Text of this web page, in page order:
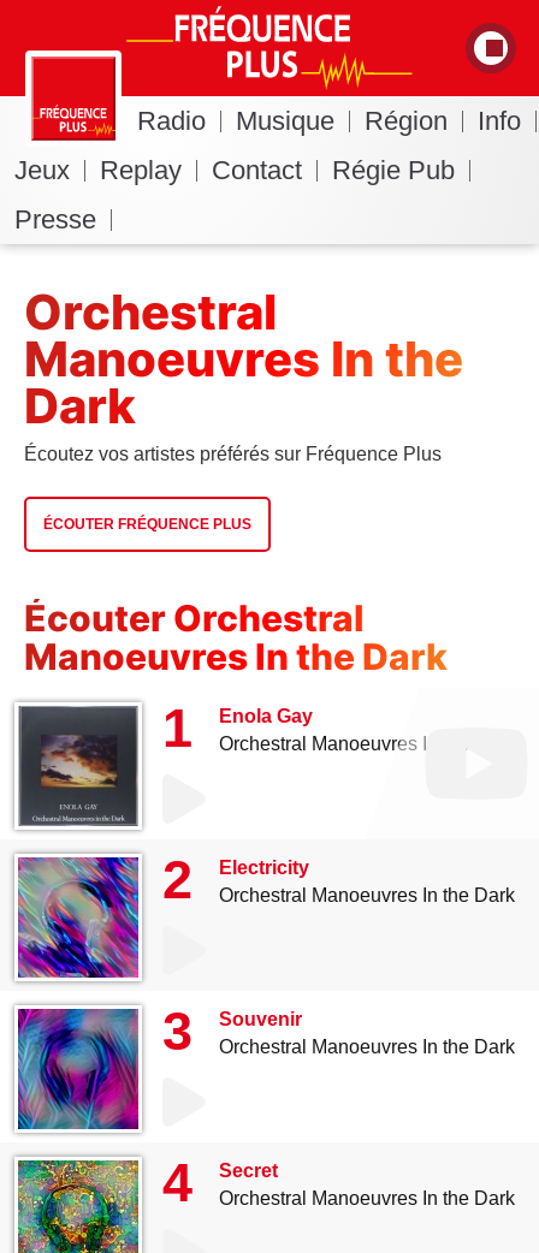
Radio Musique Région
Info
Jeux
Replay Contact
Régie Pub
Presse
Orchestral
Manoeuvres In the
Dark
Écoutez vos artistes préférés sur Fréquence Plus
ÉCOUTER FRÉQUENCE PLUS
Écouter Orchestral
Manoeuvres In the Dark
1
Enola Gay
Orchestral Manoeuvres In the Dark
2
Electricity
Orchestral Manoeuvres In the Dark
3
Souvenir
Orchestral Manoeuvres In the Dark
4
Secret
Orchestral Manoeuvres In the Dark